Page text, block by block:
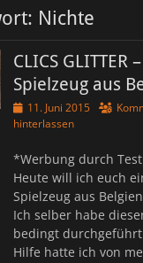
Nichte
CLICS GLITTER
Spielzeug aus
Veröffentlicht
am
11. Juni 2015
hinterlassen
*Werbung durch
Heute will ich euch
Spielzeug aus
Ich selber habe
bedingt
Hilfe hatte ich von